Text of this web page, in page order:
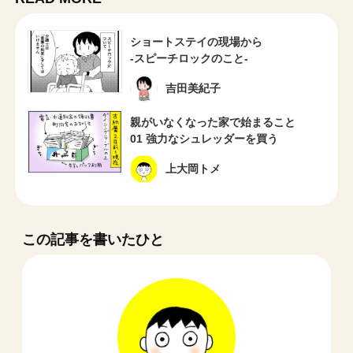
ショートステイの現場から
-スピーチロックのこと-
吉田美紀子
親がいなくなった家で始まること
01 強力なシュレッダーを買う
上大岡トメ
この記事を書いたひと